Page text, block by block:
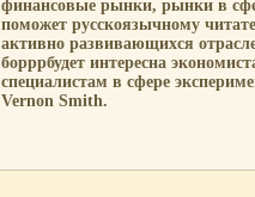
финансовые рынки, рынки в
поможет русскоязычному
активно развивающихся
борррбудет интересна
специалистам в сфере
Vernon Smith.